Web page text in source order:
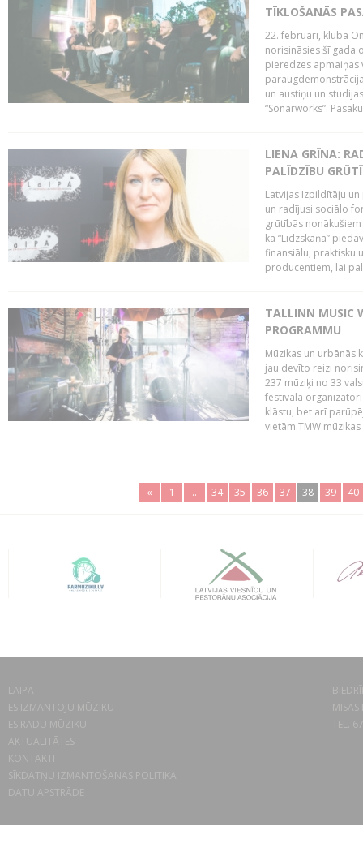
TĪKLOŠANĀS
22. februārī, klubā
norisināsies šī gada
pieredzes apmaiņas
un austiņu un
“Sonarworks”.
LIENA GRĪNA:
PALĪDZĪBU
Latvijas Izpildītāju
un radījusi sociālo
grūtībās
ka “Līdzskaņa”
finansiālu, praktisku
producentiem, lai
TALLINN MUSIC
PROGRAMMU
Mūzikas un urbānās
jau devīto reizi
237 mūziķi no 33
festivāla
klāstu, bet arī
vietām.TMW
« 1 .. 34 35 36 37 38 39 40
LAIPA
ES IZMANTOJU MŪZIKU
ES RADU MŪZIKU
AKTUALITĀTES
KONTAKTI
SĪKDATŅU IZMANTOŠANAS POLITIKA
DATU APSTRĀDE
TEL.